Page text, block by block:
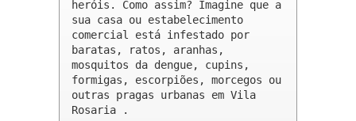
heróis. Como assim? Imagine que a
sua casa ou estabelecimento
comercial está infestado por
baratas, ratos, aranhas,
mosquitos da dengue, cupins,
formigas, escorpiões, morcegos ou
outras pragas urbanas em Vila
Rosaria .